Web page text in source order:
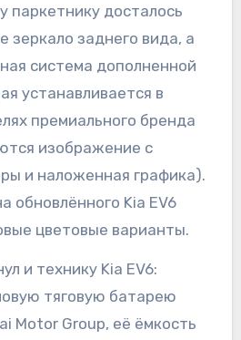
досталось
зеркало заднего вида, а
система дополненной
устанавливается в
премиального бренда
изображение с
и наложенная графика).
обновлённого Kia EV6
цветовые варианты.
и технику Kia EV6:
тяговую батарею
Motor Group, её ёмкость